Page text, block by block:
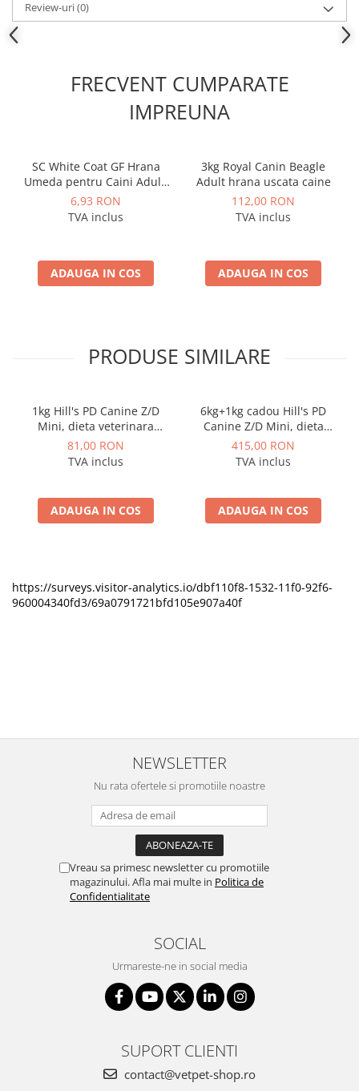
Review-uri(0)
FRECVENT CUMPARATE
IMPREUNA
SC White Coat GF Hrana
Umeda pentru Caini Adulti
cu Peste Alb si Krill in Sos
85 Gr
6,93 RON
TVA inclus
ADAUGA IN COS
3kg Royal Canin Beagle
Adult hrana uscata caine
112,00 RON
TVA inclus
ADAUGA IN COS
PRODUSE SIMILARE
1kg Hill's PD Canine Z/D
Mini, dieta veterinara
pentru caini cu probleme
dermatologice
81,00 RON
TVA inclus
ADAUGA IN COS
6kg+1kg cadou Hill's PD
Canine Z/D Mini, dieta
veterinara pentru caini cu
probleme dermatologice
415,00 RON
TVA inclus
ADAUGA IN COS
https://surveys.visitor-analytics.io/dbf110f8-1532-11f0-92f6-
960004340fd3/69a0791721bfd105e907a40f
NEWSLETTER
Nu rata ofertele si promotiile noastre
Vreau sa primesc newsletter cu promotiile
magazinului. Afla mai multe in Politica de
Confidentialitate
SOCIAL
Urmareste-ne in social media
SUPORT CLIENTI
contact@vetpet-shop.ro